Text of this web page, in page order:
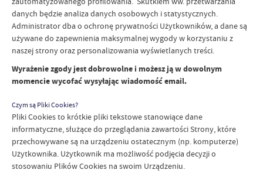
danych będzie analiza danych osobowych i statystycznych.
Administrator dba o ochronę prywatności Użytkowników, a dane są
używane do zapewnienia maksymalnej wygody w korzystaniu z
naszej strony oraz personalizowania wyświetlanych treści.
Wyrażenie zgody jest dobrowolne i możesz ją w dowolnym
momencie wycofać wysyłając wiadomość email.
Czym są Pliki Cookies?
Pliki Cookies to krótkie pliki tekstowe stanowiące dane
informatyczne, służące do przeglądania zawartości Strony, które
przechowywane są na urządzeniu ostatecznym (np. komputerze)
Użytkownika. Użytkownik ma możliwość podjęcia decyzji o
stosowaniu Plików Cookies na swoim Urządzeniu.